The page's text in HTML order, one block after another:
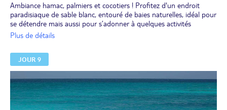
Ambiance hamac, palmiers et cocotiers ! Profitez d'un endroit
paradisiaque de sable blanc, entouré de baies naturelles, idéal pour
se détendre mais aussi pour s’adonner à quelques activités
sportives et à de délicieuses baignades en famille dans des eaux
Déjeuner et dîner libres.
Nuit à l'hôtel.
Plus de détails
JOUR 9